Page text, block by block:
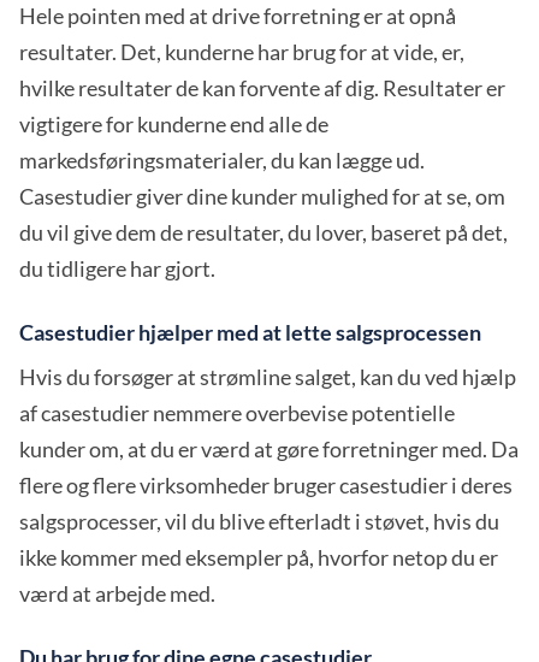
Hele pointen med at drive forretning er at opnå
resultater. Det, kunderne har brug for at vide, er,
hvilke resultater de kan forvente af dig. Resultater er
vigtigere for kunderne end alle de
markedsføringsmaterialer, du kan lægge ud.
Casestudier giver dine kunder mulighed for at se, om
du vil give dem de resultater, du lover, baseret på det,
du tidligere har gjort.
Casestudier hjælper med at lette salgsprocessen
Hvis du forsøger at strømline salget, kan du ved hjælp
af casestudier nemmere overbevise potentielle
kunder om, at du er værd at gøre forretninger med. Da
flere og flere virksomheder bruger casestudier i deres
salgsprocesser, vil du blive efterladt i støvet, hvis du
ikke kommer med eksempler på, hvorfor netop du er
værd at arbejde med.